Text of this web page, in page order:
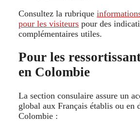
Consultez la rubrique
pour les visiteurs pour des
complémentaires utiles.
Pour les
en Colombie
La section consulaire assure un
global aux Français établis ou en
Colombie :